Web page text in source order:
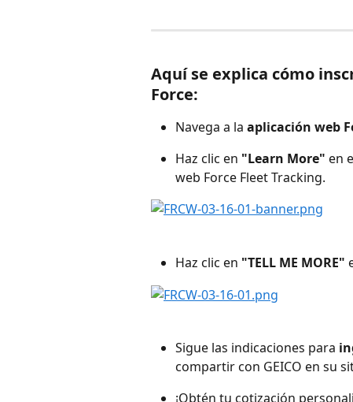
Aquí se explica cómo
Force:
Navega a la aplicación web
Haz clic en "Learn More" en
web Force Fleet Tracking.
Haz clic en "TELL ME MORE"
Sigue las indicaciones para
compartir con GEICO en su
¡Obtén tu cotización